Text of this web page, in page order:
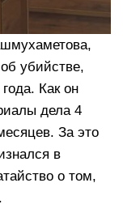
убийстве,
Как он
дела 4
За это
в
о том,